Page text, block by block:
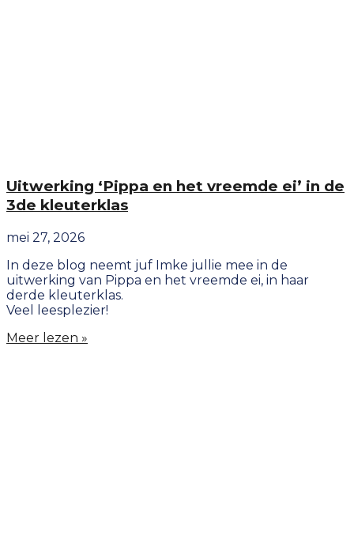
Uitwerking ‘Pippa en het vreemde ei’ in de
3de kleuterklas
mei 27, 2026
In deze blog neemt juf Imke jullie mee in de
uitwerking van Pippa en het vreemde ei, in haar
derde kleuterklas.
Veel leesplezier!
Meer lezen »